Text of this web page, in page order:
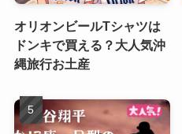
オリオンビールTシャツは
ドンキで買える？大人気沖
縄旅行お土産